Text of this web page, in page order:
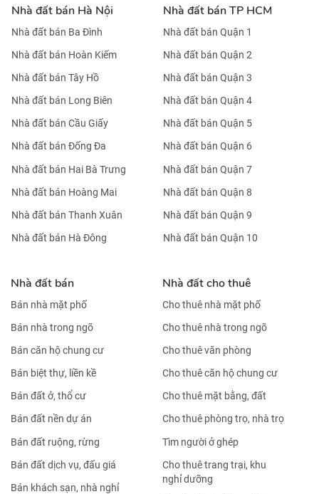
Nhà đất bán Hà Nội
Nhà đất bán Ba Đình
Nhà đất bán Hoàn Kiếm
Nhà đất bán Tây Hồ
Nhà đất bán Long Biên
Nhà đất bán Cầu Giấy
Nhà đất bán Đống Đa
Nhà đất bán Hai Bà Trưng
Nhà đất bán Hoàng Mai
Nhà đất bán Thanh Xuân
Nhà đất bán Hà Đông
Nhà đất bán TP HCM
Nhà đất bán Quận 1
Nhà đất bán Quận 2
Nhà đất bán Quận 3
Nhà đất bán Quận 4
Nhà đất bán Quận 5
Nhà đất bán Quận 6
Nhà đất bán Quận 7
Nhà đất bán Quận 8
Nhà đất bán Quận 9
Nhà đất bán Quận 10
Nhà đất bán
Bán nhà mặt phố
Bán nhà trong ngõ
Bán căn hộ chung cư
Bán biệt thự, liền kề
Bán đất ở, thổ cư
Bán đất nền dự án
Bán đất ruộng, rừng
Bán đất dịch vụ, đấu giá
Bán khách sạn, nhà nghỉ
Nhà đất cho thuê
Cho thuê nhà mặt phố
Cho thuê nhà trong ngõ
Cho thuê văn phòng
Cho thuê căn hộ chung cư
Cho thuê mặt bằng, đất
Cho thuê phòng trọ, nhà trọ
Tìm người ở ghép
Cho thuê trang trại, khu
nghỉ dưỡng